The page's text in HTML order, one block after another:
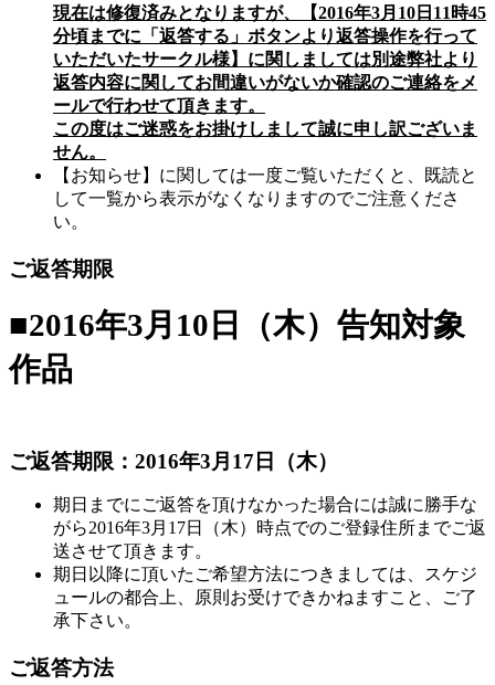
現在は修復済みとなりますが、【2016年3月10日11時45
分頃までに「返答する」ボタンより返答操作を行って
いただいたサークル様】に関しましては別途弊社より
返答内容に関してお間違いがないか確認のご連絡をメ
ールで行わせて頂きます。
この度はご迷惑をお掛けしまして誠に申し訳ございま
せん。
【お知らせ】に関しては一度ご覧いただくと、既読と
して一覧から表示がなくなりますのでご注意くださ
い。
ご返答期限
■2016年3月10日（木）告知対象
作品
ご返答期限：2016年3月17日（木）
期日までにご返答を頂けなかった場合には誠に勝手な
がら2016年3月17日（木）時点でのご登録住所までご返
送させて頂きます。
期日以降に頂いたご希望方法につきましては、スケジ
ュールの都合上、原則お受けできかねますこと、ご了
承下さい。
ご返答方法